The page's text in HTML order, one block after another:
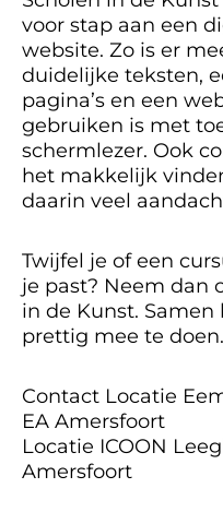
voor stap aan een
website. Zo is er
duidelijke teksten,
pagina’s en een
gebruiken is met
schermlezer. Ook
het makkelijk
daarin veel
Twijfel je of een
je past? Neem dan
in de Kunst.
prettig mee te doen.
Contact Locatie
EA Amersfoort
Locatie ICOON
Amersfoort